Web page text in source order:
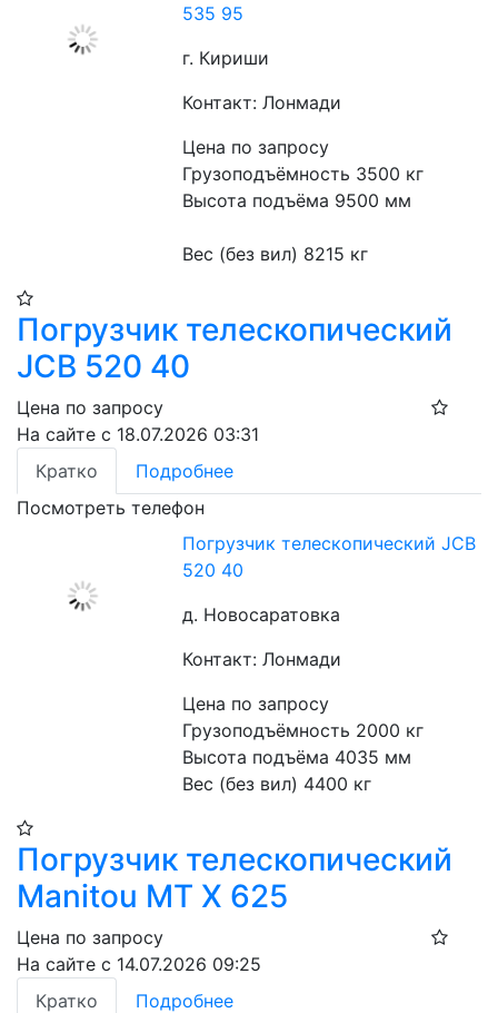
535 95
г. Кириши
Контакт: Лонмади
Цена по запросу
Грузоподъёмность 3500 кг
Высота подъёма 9500 мм
Вес (без вил) 8215 кг
Погрузчик телескопический
JCB 520 40
Цена по запросу
На сайте с 18.07.2026 03:31
Кратко
Подробнее
Посмотреть телефон
Погрузчик телескопический JCB
520 40
д. Новосаратовка
Контакт: Лонмади
Цена по запросу
Грузоподъёмность 2000 кг
Высота подъёма 4035 мм
Вес (без вил) 4400 кг
Погрузчик телескопический
Manitou MT X 625
Цена по запросу
На сайте с 14.07.2026 09:25
Кратко
Подробнее